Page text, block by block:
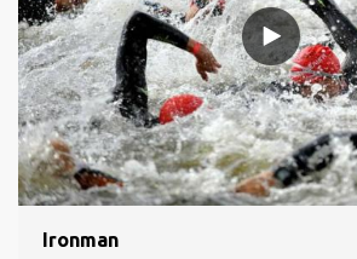
Ironman